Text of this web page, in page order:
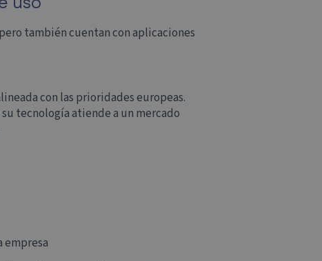
también cuentan con aplicaciones
con las prioridades europeas.
tecnología atiende a un mercado
empresa